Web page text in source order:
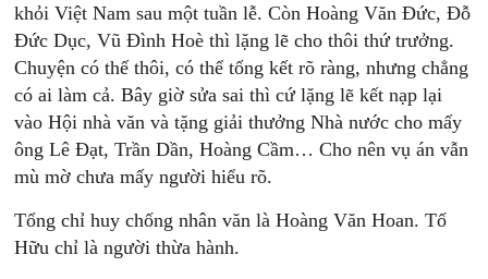
khỏi Việt Nam sau một tuần lễ. Còn Hoàng Văn Đức, Đỗ
Đức Dục, Vũ Đình Hoè thì lặng lẽ cho thôi thứ trưởng.
Chuyện có thế thôi, có thể tổng kết rõ ràng, nhưng chẳng
có ai làm cả. Bây giờ sửa sai thì cứ lặng lẽ kết nạp lại
vào Hội nhà văn và tặng giải thưởng Nhà nước cho mấy
ông Lê Đạt, Trần Dần, Hoàng Cầm… Cho nên vụ án vẫn
mù mờ chưa mấy người hiểu rõ.
Tổng chỉ huy chống nhân văn là Hoàng Văn Hoan. Tố
Hữu chỉ là người thừa hành.